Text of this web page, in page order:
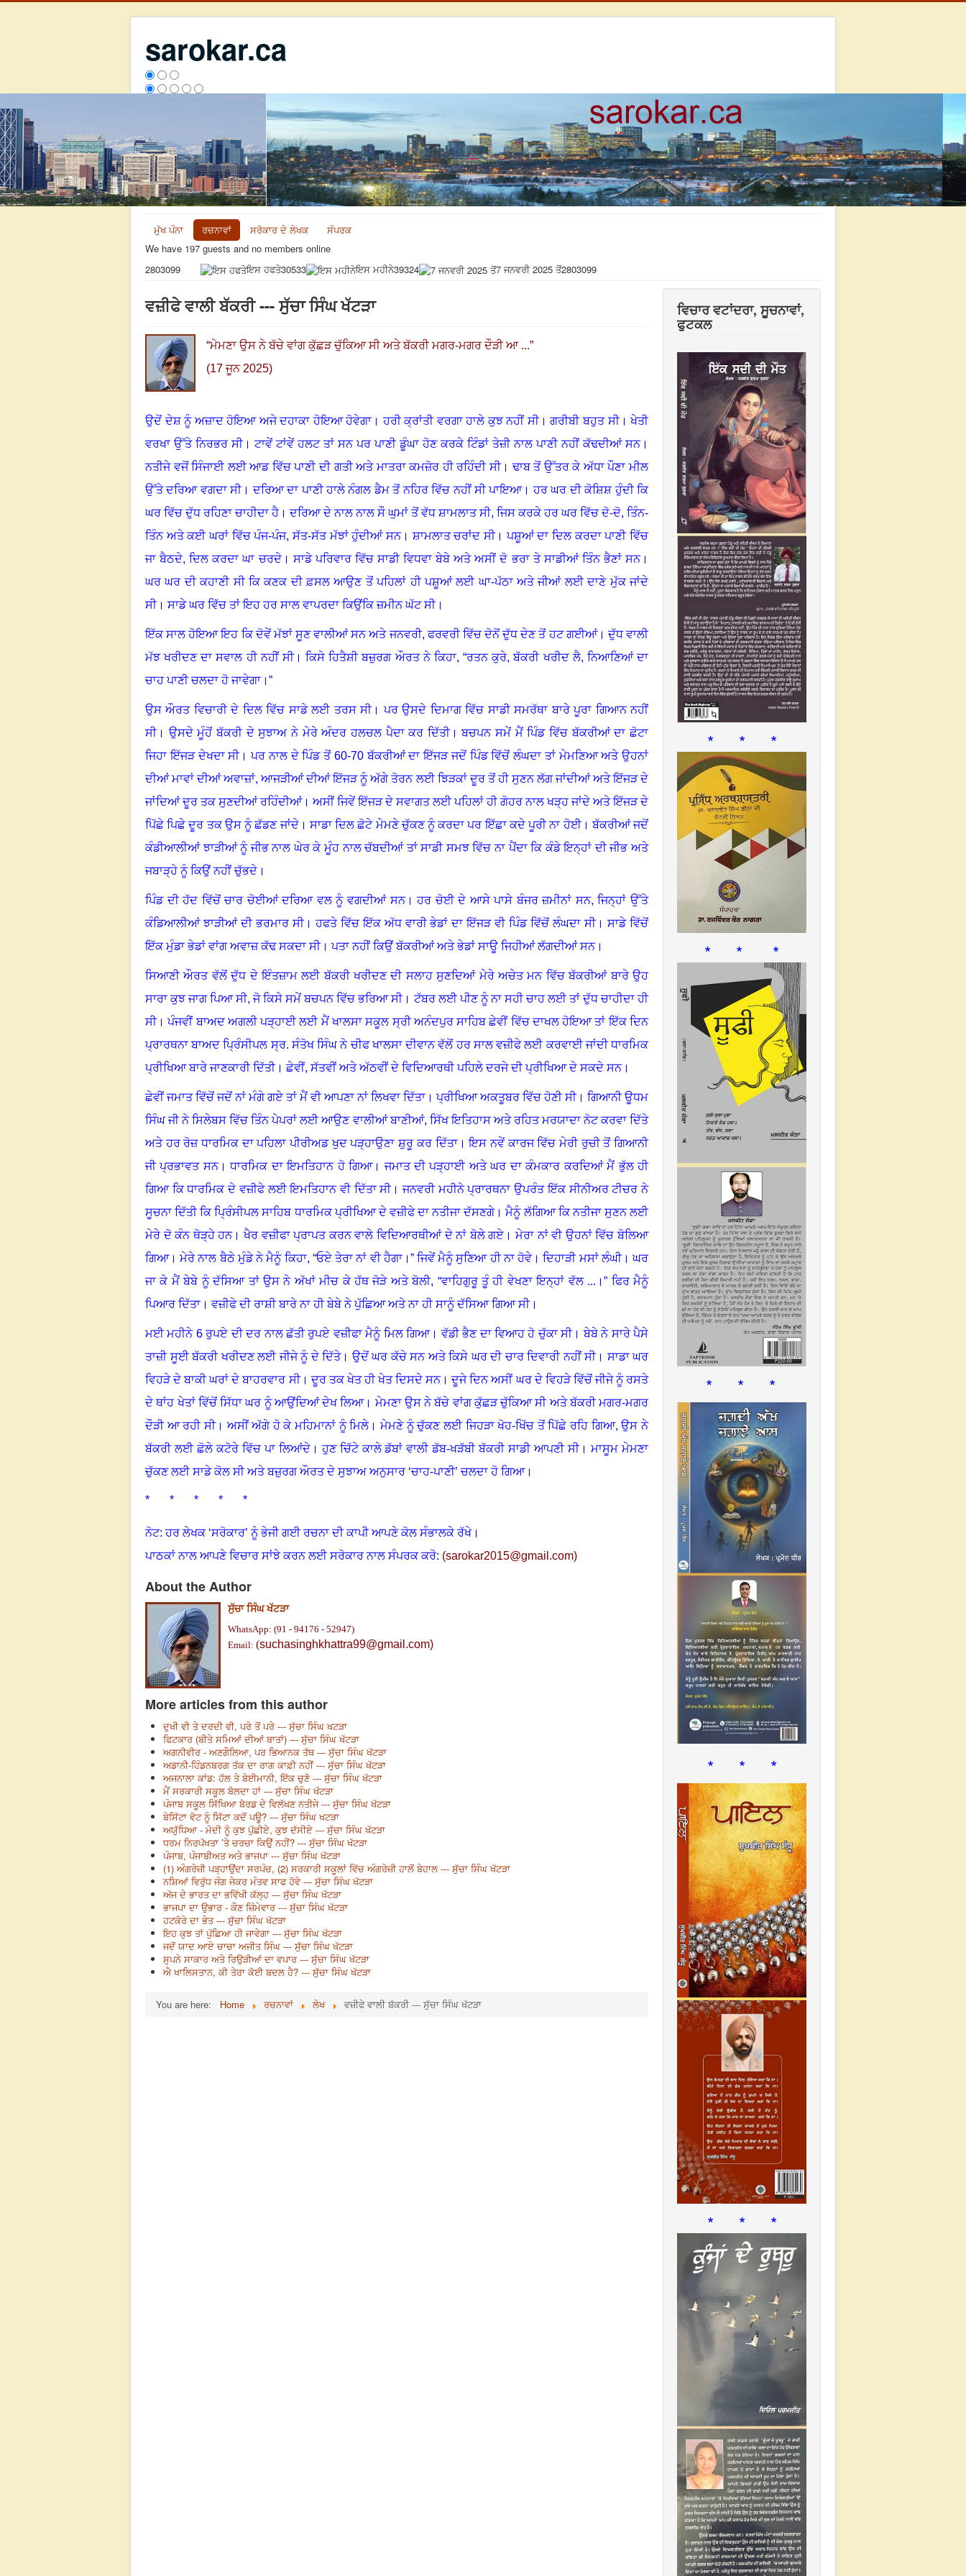
sarokar.ca
ਮੁੱਖ ਪੰਨਾ ਰਚਨਾਵਾਂ ਸਰੋਕਾਰ ਦੇ ਲੇਖਕ
ਸੰਪਰਕ
We have 197 guests and no members online
2803099
ਇਸ ਹਫਤੇ30533 ਇਸ ਮਹੀਨੇ39324 7 ਜਨਵਰੀ 2025 ਤੋਂ2803099
ਵਜ਼ੀਫੇ ਵਾਲੀ ਬੱਕਰੀ --- ਸੁੱਚਾ ਸਿੰਘ ਖੱਟੜਾ
“ਮੇਮਣਾ ਉਸ ਨੇ ਬੱਚੇ ਵਾਂਗ ਕੁੱਛੜ ਚੁੱਕਿਆ ਸੀ ਅਤੇ ਬੱਕਰੀ ਮਗਰ-ਮਗਰ ਦੌੜੀ ਆ ...”
(17 ਜੂਨ 2025)
ਉਦੋਂ ਦੇਸ਼ ਨੂੰ ਅਜ਼ਾਦ ਹੋਇਆ ਅਜੇ ਦਹਾਕਾ ਹੋਇਆ ਹੋਵੇਗਾ ।ਹਰੀ ਕ੍ਰਾਂਤੀ ਵਰਗਾ ਹਾਲੇ ਕੁਝ ਨਹੀਂ ਸੀ।ਗਰੀਬੀ ਬਹੁਤ ਸੀ।ਖੇਤੀ
ਵਰਖਾ ਉੱਤੇ ਨਿਰਭਰ ਸੀ। ਟਾਵੇਂ ਟਾਂਵੇਂ ਹਲਟ ਤਾਂ ਸਨ ਪਰ ਪਾਣੀ ਡੂੰਘਾ ਹੋਣ ਕਰਕੇ ਟਿੰਡਾਂ ਤੇਜ਼ੀ ਨਾਲ ਪਾਣੀ ਨਹੀਂ ਕੱਢਦੀਆਂ ਸਨ।
ਨਤੀਜੇ ਵਜੋਂ ਸਿੰਜਾਈ ਲਈ ਆਡ ਵਿੱਚ ਪਾਣੀ ਦੀ ਗਤੀ ਅਤੇ ਮਾਤਰਾ ਕਮਜ਼ੋਰ ਹੀ ਰਹਿੰਦੀ ਸੀ।ਢਾਬ ਤੋਂ ਉੱਤਰ ਕੇ ਅੱਧਾ ਪੌਣਾ ਮੀਲ
ਉੱਤੇ ਦਰਿਆ ਵਗਦਾ ਸੀ।ਦਰਿਆ ਦਾ ਪਾਣੀ ਹਾਲੇ ਨੰਗਲ ਡੈਮ ਤੋਂ ਨਹਿਰ ਵਿੱਚ ਨਹੀਂ ਸੀ ਪਾਇਆ।ਹਰ ਘਰ ਦੀ ਕੋਸ਼ਿਸ਼ ਹੁੰਦੀ ਕਿ
ਘਰ ਵਿੱਚ ਦੁੱਧ ਰਹਿਣਾ ਚਾਹੀਦਾ ਹੈ ।ਦਰਿਆ ਦੇ ਨਾਲ ਨਾਲ ਸੌ ਘੁਮਾਂ ਤੋਂ ਵੱਧ ਸ਼ਾਮਲਾਤ ਸੀ, ਜਿਸ ਕਰਕੇ ਹਰ ਘਰ ਵਿੱਚ ਦੋ-ਦੋ, ਤਿੰਨ-
ਤਿੰਨ ਅਤੇ ਕਈ ਘਰਾਂ ਵਿੱਚ ਪੰਜ-ਪੰਜ,ਸੱਤ-ਸੱਤ ਮੱਝਾਂ ਹੁੰਦੀਆਂ ਸਨ। ਸ਼ਾਮਲਾਤ ਚਰਾਂਦ ਸੀ।ਪਸ਼ੂਆਂ ਦਾ ਦਿਲ ਕਰਦਾ ਪਾਣੀ ਵਿੱਚ
ਜਾ ਬੈਠਦੇ,ਦਿਲ ਕਰਦਾ ਘਾ ਚਰਦੇ। ਸਾਡੇ ਪਰਿਵਾਰ ਵਿੱਚ ਸਾਡੀ ਵਿਧਵਾ ਬੇਬੇ ਅਤੇ ਅਸੀਂ ਦੋ ਭਰਾ ਤੇ ਸਾਡੀਆਂ ਤਿੰਨ ਭੈਣਾਂ ਸਨ।
ਘਰ ਘਰ ਦੀ ਕਹਾਣੀ ਸੀ ਕਿ ਕਣਕ ਦੀ ਫ਼ਸਲ ਆਉਣ ਤੋਂ ਪਹਿਲਾਂ ਹੀ ਪਸ਼ੂਆਂ ਲਈ ਘਾ-ਪੱਠਾ ਅਤੇ ਜੀਆਂ ਲਈ ਦਾਣੇ ਮੁੱਕ ਜਾਂਦੇ
ਸੀ। ਸਾਡੇ ਘਰ ਵਿੱਚ ਤਾਂ ਇਹ ਹਰ ਸਾਲ ਵਾਪਰਦਾ ਕਿਉਂਕਿ ਜ਼ਮੀਨ ਘੱਟ ਸੀ।
ਇੱਕ ਸਾਲ ਹੋਇਆ ਇਹ ਕਿ ਦੋਵੇਂ ਮੱਝਾਂ ਸੂਣ ਵਾਲੀਆਂ ਸਨ ਅਤੇ ਜਨਵਰੀ,ਫਰਵਰੀ ਵਿੱਚ ਦੋਨੋਂ ਦੁੱਧ ਦੇਣ ਤੋਂ ਹਟ ਗਈਆਂ।ਦੁੱਧ ਵਾਲੀ
ਮੱਝ ਖਰੀਦਣ ਦਾ ਸਵਾਲ ਹੀ ਨਹੀਂ ਸੀ।ਕਿਸੇ ਹਿਤੈਸ਼ੀ ਬਜ਼ੁਰਗ ਔਰਤ ਨੇ ਕਿਹਾ,“ਰਤਨ ਕੁਰੇ, ਬੱਕਰੀ ਖਰੀਦ ਲੈ, ਨਿਆਣਿਆਂ ਦਾ
ਚਾਹ ਪਾਣੀ ਚਲਦਾ ਹੋ ਜਾਵੇਗਾ । ”
ਉਸ ਔਰਤ ਵਿਚਾਰੀ ਦੇ ਦਿਲ ਵਿੱਚ ਸਾਡੇ ਲਈ ਤਰਸ ਸੀ।ਪਰ ਉਸਦੇ ਦਿਮਾਗ ਵਿੱਚ ਸਾਡੀ ਸਮਰੱਥਾ ਬਾਰੇ ਪੂਰਾ ਗਿਆਨ ਨਹੀਂ
ਸੀ। ਉਸਦੇ ਮੂੰਹੋਂ ਬੱਕਰੀ ਦੇ ਸੁਝਾਅ ਨੇ ਮੇਰੇ ਅੰਦਰ ਹਲਚਲ ਪੈਦਾ ਕਰ ਦਿੱਤੀ।ਬਚਪਨ ਸਮੇਂ ਮੈਂ ਪਿੰਡ ਵਿੱਚ ਬੱਕਰੀਆਂ ਦਾ ਛੋਟਾ
ਜਿਹਾ ਇੱਜੜ ਦੇਖਦਾ ਸੀ।ਪਰ ਨਾਲ ਦੇ ਪਿੰਡ ਤੋਂ 60-70ਬੱਕਰੀਆਂ ਦਾ ਇੱਜੜ ਜਦੋਂ ਪਿੰਡ ਵਿੱਚੋਂ ਲੰਘਦਾ ਤਾਂ ਮੇਮਣਿਆ ਅਤੇ ਉਹਨਾਂ
ਦੀਆਂ ਮਾਵਾਂ ਦੀਆਂ ਅਵਾਜ਼ਾਂ,ਆਜੜੀਆਂ ਦੀਆਂ ਇੱਜੜ ਨੂੰ ਅੱਗੇ ਤੋਰਨ ਲਈ ਝਿੜਕਾਂ ਦੂਰ ਤੋਂ ਹੀ ਸੁਣਨ ਲੱਗ ਜਾਂਦੀਆਂ ਅਤੇ ਇੱਜੜ ਦੇ
ਜਾਂਦਿਆਂ ਦੂਰ ਤਕ ਸੁਣਦੀਆਂ ਰਹਿੰਦੀਆਂ। ਅਸੀਂ ਜਿਵੇਂ ਇੱਜੜ ਦੇ ਸਵਾਗਤ ਲਈ ਪਹਿਲਾਂ ਹੀ ਗੋਹਰ ਨਾਲ ਖੜ੍ਹ ਜਾਂਦੇ ਅਤੇ ਇੱਜੜ ਦੇ
ਪਿੱਛੇ ਪਿਛੇ ਦੂਰ ਤਕ ਉਸ ਨੂੰ ਛੱਡਣ ਜਾਂਦੇ। ਸਾਡਾ ਦਿਲ ਛੋਟੇ ਮੇਮਣੇ ਚੁੱਕਣ ਨੂੰ ਕਰਦਾ ਪਰ ਇੱਛਾ ਕਦੇ ਪੂਰੀ ਨਾ ਹੋਈ।ਬੱਕਰੀਆਂ ਜਦੋਂ
ਕੰਡੀਆਲੀਆਂ ਝਾੜੀਆਂ ਨੂੰ ਜੀਭ ਨਾਲ ਘੇਰ ਕੇ ਮੂੰਹ ਨਾਲ ਚੱਬਦੀਆਂ ਤਾਂ ਸਾਡੀ ਸਮਝ ਵਿੱਚ ਨਾ ਪੈਂਦਾ ਕਿ ਕੰਡੇ ਇਨ੍ਹਾਂ ਦੀ ਜੀਭ ਅਤੇ
ਜਬਾੜ੍ਹੇ ਨੂੰ ਕਿਉਂ ਨਹੀਂ ਚੁੱਭਦੇ ।
ਪਿੰਡ ਦੀ ਹੱਦ ਵਿੱਚੋਂ ਚਾਰ ਚੋਈਆਂ ਦਰਿਆ ਵਲ ਨੂੰ ਵਗਦੀਆਂ ਸਨ।ਹਰ ਚੋਈ ਦੇ ਆਸੇ ਪਾਸੇ ਬੰਜਰ ਜ਼ਮੀਨਾਂ ਸਨ, ਜਿਨ੍ਹਾਂ ਉੱਤੇ
ਕੰਡਿਆਲੀਆਂ ਝਾੜੀਆਂ ਦੀ ਭਰਮਾਰ ਸੀ।ਹਫਤੇ ਵਿੱਚ ਇੱਕ ਅੱਧ ਵਾਰੀ ਭੇਡਾਂ ਦਾ ਇੱਜੜ ਵੀ ਪਿੰਡ ਵਿੱਚੋਂ ਲੰਘਦਾ ਸੀ।ਸਾਡੇ ਵਿੱਚੋਂ
ਇੱਕ ਮੁੰਡਾ ਭੇਡਾਂ ਵਾਂਗ ਅਵਾਜ਼ ਕੱਢ ਸਕਦਾ ਸੀ।ਪਤਾ ਨਹੀਂ ਕਿਉਂ ਬੱਕਰੀਆਂ ਅਤੇ ਭੇਡਾਂ ਸਾਊ ਜਿਹੀਆਂ ਲੱਗਦੀਆਂ ਸਨ।
ਸਿਆਣੀ ਔਰਤ ਵੱਲੋਂ ਦੁੱਧ ਦੇ ਇੰਤਜ਼ਾਮ ਲਈ ਬੱਕਰੀ ਖਰੀਦਣ ਦੀ ਸਲਾਹ ਸੁਣਦਿਆਂ ਮੇਰੇ ਅਚੇਤ ਮਨ ਵਿੱਚ ਬੱਕਰੀਆਂ ਬਾਰੇ ਉਹ
ਸਾਰਾ ਕੁਝ ਜਾਗ ਪਿਆ ਸੀ, ਜੋ ਕਿਸੇ ਸਮੇਂ ਬਚਪਨ ਵਿੱਚ ਭਰਿਆ ਸੀ। ਟੱਬਰ ਲਈ ਪੀਣ ਨੂੰ ਨਾ ਸਹੀ ਚਾਹ ਲਈ ਤਾਂ ਦੁੱਧ ਚਾਹੀਦਾ ਹੀ
ਸੀ।ਪੰਜਵੀਂ ਬਾਅਦ ਅਗਲੀ ਪੜ੍ਹਾਈ ਲਈ ਮੈਂ ਖਾਲਸਾ ਸਕੂਲ ਸ੍ਰੀ ਅਨੰਦਪੁਰ ਸਾਹਿਬ ਛੇਵੀਂ ਵਿੱਚ ਦਾਖਲ ਹੋਇਆ ਤਾਂ ਇੱਕ ਦਿਨ
ਪ੍ਰਾਰਥਨਾ ਬਾਅਦ ਪ੍ਰਿੰਸੀਪਲ ਸ੍ਰ. ਸੰਤੋਖ ਸਿੰਘ ਨੇ ਚੀਫ ਖਾਲਸਾ ਦੀਵਾਨ ਵੱਲੋਂ ਹਰ ਸਾਲ ਵਜ਼ੀਫੇ ਲਈ ਕਰਵਾਈ ਜਾਂਦੀ ਧਾਰਮਿਕ
ਪ੍ਰੀਖਿਆ ਬਾਰੇ ਜਾਣਕਾਰੀ ਦਿੱਤੀ।ਛੇਵੀਂ, ਸੱਤਵੀਂ ਅਤੇ ਅੱਠਵੀਂ ਦੇ ਵਿਦਿਆਰਥੀ ਪਹਿਲੇ ਦਰਜੇ ਦੀ ਪ੍ਰੀਖਿਆ ਦੇ ਸਕਦੇ ਸਨ।
ਛੇਵੀਂ ਜਮਾਤ ਵਿੱਚੋਂ ਜਦੋਂ ਨਾਂ ਮੰਗੇ ਗਏ ਤਾਂ ਮੈਂ ਵੀ ਆਪਣਾ ਨਾਂ ਲਿਖਵਾ ਦਿੱਤਾ ।ਪ੍ਰੀਖਿਆ ਅਕਤੂਬਰ ਵਿੱਚ ਹੋਣੀ ਸੀ। ਗਿਆਨੀ ਊਧਮ
ਸਿੰਘ ਜੀ ਨੇ ਸਿਲੇਬਸ ਵਿੱਚ ਤਿੰਨ ਪੇਪਰਾਂ ਲਈ ਆਉਣ ਵਾਲੀਆਂ ਬਾਣੀਆਂ, ਸਿੱਖ ਇਤਿਹਾਸ ਅਤੇ ਰਹਿਤ ਮਰਯਾਦਾ ਨੋਟ ਕਰਵਾ ਦਿੱਤੇ
ਅਤੇ ਹਰ ਰੋਜ਼ ਧਾਰਮਿਕ ਦਾ ਪਹਿਲਾ ਪੀਰੀਅਡ ਖੁਦ ਪੜ੍ਹਾਉਣਾ ਸ਼ੁਰੂ ਕਰ ਦਿੱਤਾ।ਇਸ ਨਵੇਂ ਕਾਰਜ ਵਿੱਚ ਮੇਰੀ ਰੁਚੀ ਤੋਂ ਗਿਆਨੀ
ਜੀ ਪ੍ਰਭਾਵਤ ਸਨ।ਧਾਰਮਿਕ ਦਾ ਇਮਤਿਹਾਨ ਹੋ ਗਿਆ।ਜਮਾਤ ਦੀ ਪੜ੍ਹਾਈ ਅਤੇ ਘਰ ਦਾ ਕੰਮਕਾਰ ਕਰਦਿਆਂ ਮੈਂ ਭੁੱਲ ਹੀ
ਗਿਆ ਕਿ ਧਾਰਮਿਕ ਦੇ ਵਜ਼ੀਫੇ ਲਈ ਇਮਤਿਹਾਨ ਵੀ ਦਿੱਤਾ ਸੀ।ਜਨਵਰੀ ਮਹੀਨੇ ਪ੍ਰਾਰਥਨਾ ਉਪਰੰਤ ਇੱਕ ਸੀਨੀਅਰ ਟੀਚਰ ਨੇ
ਸੂਚਨਾ ਦਿੱਤੀ ਕਿ ਪ੍ਰਿੰਸੀਪਲ ਸਾਹਿਬ ਧਾਰਮਿਕ ਪ੍ਰੀਖਿਆ ਦੇ ਵਜ਼ੀਫੇ ਦਾ ਨਤੀਜਾ ਦੱਸਣਗੇ। ਮੈਨੂੰ ਲੱਗਿਆ ਕਿ ਨਤੀਜਾ ਸੁਣਨ ਲਈ
ਮੇਰੇ ਦੋ ਕੰਨ ਥੋੜ੍ਹੇ ਹਨ।ਖੈਰ ਵਜ਼ੀਫਾ ਪ੍ਰਾਪਤ ਕਰਨ ਵਾਲੇ ਵਿਦਿਆਰਥੀਆਂ ਦੇ ਨਾਂ ਬੋਲੇ ਗਏ ।ਮੇਰਾ ਨਾਂ ਵੀ ਉਹਨਾਂ ਵਿੱਚ ਬੋਲਿਆ
ਗਿਆ।ਮੇਰੇ ਨਾਲ ਬੈਠੇ ਮੁੰਡੇ ਨੇ ਮੈਨੂੰ ਕਿਹਾ, “ਓਏ ਤੇਰਾ ਨਾਂ ਵੀ ਹੈਗਾ।” ਜਿਵੇਂ ਮੈਨੂੰ ਸੁਣਿਆ ਹੀ ਨਾ ਹੋਵੇ।ਦਿਹਾੜੀ ਮਸਾਂ ਲੰਘੀ।ਘਰ
ਜਾ ਕੇ ਮੈਂ ਬੇਬੇ ਨੂੰ ਦੱਸਿਆ ਤਾਂ ਉਸ ਨੇ ਅੱਖਾਂ ਮੀਚ ਕੇ ਹੱਥ ਜੋੜੇ ਅਤੇ ਬੋਲੀ, “ਵਾਹਿਗੁਰੂ ਤੂੰ ਹੀ ਵੇਖਣਾ ਇਨ੍ਹਾਂ ਵੱਲ ... ।” ਫਿਰ ਮੈਨੂੰ
ਪਿਆਰ ਦਿੱਤਾ । ਵਜ਼ੀਫੇ ਦੀ ਰਾਸ਼ੀ ਬਾਰੇ ਨਾ ਹੀ ਬੇਬੇ ਨੇ ਪੁੱਛਿਆ ਅਤੇ ਨਾ ਹੀ ਸਾਨੂੰ ਦੱਸਿਆ ਗਿਆ ਸੀ।
ਮਈ ਮਹੀਨੇ 6ਰੁਪਏ ਦੀ ਦਰ ਨਾਲ ਛੱਤੀ ਰੁਪਏ ਵਜ਼ੀਫਾ ਮੈਨੂੰ ਮਿਲ ਗਿਆ। ਵੱਡੀ ਭੈਣ ਦਾ ਵਿਆਹ ਹੋ ਚੁੱਕਾ ਸੀ।ਬੇਬੇ ਨੇ ਸਾਰੇ ਪੈਸੇ
ਤਾਜ਼ੀ ਸੂਈ ਬੱਕਰੀ ਖਰੀਦਣ ਲਈ ਜੀਜੇ ਨੂੰ ਦੇ ਦਿੱਤੇ। ਉਦੋਂ ਘਰ ਕੱਚੇ ਸਨ ਅਤੇ ਕਿਸੇ ਘਰ ਦੀ ਚਾਰ ਦਿਵਾਰੀ ਨਹੀਂ ਸੀ। ਸਾਡਾ ਘਰ
ਵਿਹੜੇ ਦੇ ਬਾਕੀ ਘਰਾਂ ਦੇ ਬਾਹਰਵਾਰ ਸੀ। ਦੂਰ ਤਕ ਖੇਤ ਹੀ ਖੇਤ ਦਿਸਦੇ ਸਨ।ਦੂਜੇ ਦਿਨ ਅਸੀਂ ਘਰ ਦੇ ਵਿਹੜੇ ਵਿੱਚੋਂ ਜੀਜੇ ਨੂੰ ਰਸਤੇ
ਦੇ ਥਾਂਹ ਖੇਤਾਂ ਵਿੱਚੋਂ ਸਿੱਧਾ ਘਰ ਨੂੰ ਆਉਂਦਿਆਂ ਦੇਖ ਲਿਆ। ਮੇਮਣਾ ਉਸ ਨੇ ਬੱਚੇ ਵਾਂਗ ਕੁੱਛੜ ਚੁੱਕਿਆ ਸੀ ਅਤੇ ਬੱਕਰੀ ਮਗਰ-ਮਗਰ
ਦੌੜੀ ਆ ਰਹੀ ਸੀ। ਅਸੀਂ ਅੱਗੇ ਹੋ ਕੇ ਮਹਿਮਾਨਾਂ ਨੂੰ ਮਿਲੇ ।ਮੇਮਣੇ ਨੂੰ ਚੁੱਕਣ ਲਈ ਜਿਹੜਾ ਖੋਹ-ਖਿੱਚ ਤੋਂ ਪਿੱਛੇ ਰਹਿ ਗਿਆ, ਉਸ ਨੇ
ਬੱਕਰੀ ਲਈ ਛੋਲੇ ਕਟੋਰੇ ਵਿੱਚ ਪਾ ਲਿਆਂਦੇ।ਹੁਣ ਚਿੱਟੇ ਕਾਲੇ ਡੱਬਾਂ ਵਾਲੀ ਡੱਬ-ਖੜੱਬੀ ਬੱਕਰੀ ਸਾਡੀ ਆਪਣੀ ਸੀ।ਮਾਸੂਮ ਮੇਮਣਾ
ਚੁੱਕਣ ਲਈ ਸਾਡੇ ਕੋਲ ਸੀ ਅਤੇ ਬਜ਼ੁਰਗ ਔਰਤ ਦੇ ਸੁਝਾਅ ਅਨੁਸਾਰ ‘ਚਾਹ-ਪਾਣੀ’ ਚਲਦਾ ਹੋ ਗਿਆ।
* * * * *
ਨੋਟ: ਹਰ ਲੇਖਕ ‘ਸਰੋਕਾਰ’ ਨੂੰ ਭੇਜੀ ਗਈ ਰਚਨਾ ਦੀ ਕਾਪੀ ਆਪਣੇ ਕੋਲ ਸੰਭਾਲਕੇ ਰੱਖੇ।
ਪਾਠਕਾਂ ਨਾਲ ਆਪਣੇ ਵਿਚਾਰ ਸਾਂਝੇ ਕਰਨ ਲਈ ਸਰੋਕਾਰ ਨਾਲ ਸੰਪਰਕ ਕਰੋ: (sarokar2015@gmail.com)
About the Author
ਸੁੱਚਾ ਸਿੰਘ ਖੱਟੜਾ
WhatsApp: (91 - 94176 - 52947)
Email: (suchasinghkhattra99@gmail.com)
More articles from this author
ਦੁਖੀ ਵੀ ਤੇ ਦਰਦੀ ਵੀ, ਪਰੇ ਤੋਂ ਪਰੇ --- ਸੁੱਚਾ ਸਿੰਘ ਖਟੜਾ
ਫਿਟਕਾਰ (ਬੀਤੇ ਸਮਿਆਂ ਦੀਆਂ ਬਾਤਾਂ) --- ਸੁੱਚਾ ਸਿੰਘ ਖੱਟੜਾ
ਅਗਨੀਵੀਰ - ਅਣਗੌਲਿਆ, ਪਰ ਭਿਆਨਕ ਤੱਥ --- ਸੁੱਚਾ ਸਿੰਘ ਖੱਟੜਾ
ਅਡਾਨੀ-ਹਿੰਡਨਬਰਗ ਤੱਕ ਦਾ ਰਾਗ ਕਾਫ਼ੀ ਨਹੀਂ --- ਸੁੱਚਾ ਸਿੰਘ ਖੱਟੜਾ
ਅਜਨਾਲਾ ਕਾਂਡ: ਹੱਲ ਤੇ ਬੇਈਮਾਨੀ, ਇੱਕ ਚੁਣੋ --- ਸੁੱਚਾ ਸਿੰਘ ਖੱਟੜਾ
ਮੈਂ ਸਰਕਾਰੀ ਸਕੂਲ ਬੋਲਦਾ ਹਾਂ --- ਸੁੱਚਾ ਸਿੰਘ ਖੱਟੜਾ
ਪੰਜਾਬ ਸਕੂਲ ਸਿੱਖਿਆ ਬੋਰਡ ਦੇ ਵਿਲੱਖਣ ਨਤੀਜੇ --- ਸੁੱਚਾ ਸਿੰਘ ਖੱਟੜਾ
ਬੇਸਿੱਟਾ ਵੋਟ ਨੂੰ ਸਿੱਟਾ ਕਦੋਂ ਪਊ? --- ਸੁੱਚਾ ਸਿੰਘ ਖਟੜਾ
ਅਯੁੱਧਿਆ - ਮੋਦੀ ਨੂੰ ਕੁਝ ਪੁੱਛੀਏ, ਕੁਝ ਦੱਸੀਏ --- ਸੁੱਚਾ ਸਿੰਘ ਖੱਟੜਾ
ਧਰਮ ਨਿਰਪੱਖਤਾ ’ਤੇ ਚਰਚਾ ਕਿਉਂ ਨਹੀਂ? --- ਸੁੱਚਾ ਸਿੰਘ ਖੱਟੜਾ
ਪੰਜਾਬ, ਪੰਜਾਬੀਅਤ ਅਤੇ ਭਾਜਪਾ --- ਸੁੱਚਾ ਸਿੰਘ ਖੱਟੜਾ
(1) ਅੰਗਰੇਜ਼ੀ ਪੜ੍ਹਾਉਂਦਾ ਸਰਪੰਚ, (2) ਸਰਕਾਰੀ ਸਕੂਲਾਂ ਵਿੱਚ ਅੰਗਰੇਜ਼ੀ ਹਾਲੋਂ ਬੇਹਾਲ --- ਸੁੱਚਾ ਸਿੰਘ ਖੱਟੜਾ
ਨਸ਼ਿਆਂ ਵਿਰੁੱਧ ਜੰਗ ਜੇਕਰ ਮੰਤਵ ਸਾਫ ਹੋਵੇ --- ਸੁੱਚਾ ਸਿੰਘ ਖੱਟੜਾ
ਅੱਜ ਦੇ ਭਾਰਤ ਦਾ ਭਵਿੱਖੀ ਕੱਲ੍ਹ --- ਸੁੱਚਾ ਸਿੰਘ ਖੱਟੜਾ
ਭਾਜਪਾ ਦਾ ਉਭਾਰ - ਕੌਣ ਜ਼ਿੰਮੇਵਾਰ --- ਸੁੱਚਾ ਸਿੰਘ ਖੱਟੜਾ
ਹਟਕੋਰੇ ਦਾ ਭੇਤ --- ਸੁੱਚਾ ਸਿੰਘ ਖੱਟੜਾ
ਇਹ ਕੁਝ ਤਾਂ ਪੁੱਛਿਆ ਹੀ ਜਾਵੇਗਾ --- ਸੁੱਚਾ ਸਿੰਘ ਖੱਟੜਾ
ਜਦੋਂ ਯਾਦ ਆਏ ਚਾਚਾ ਅਜੀਤ ਸਿੰਘ --- ਸੁੱਚਾ ਸਿੰਘ ਖੱਟੜਾ
ਸੁਪਨੇ ਸਾਕਾਰ ਅਤੇ ਰਿਉੜੀਆਂ ਦਾ ਵਪਾਰ --- ਸੁੱਚਾ ਸਿੰਘ ਖੱਟੜਾ
ਐ ਖਾਲਿਸਤਾਨ, ਕੀ ਤੇਰਾ ਕੋਈ ਬਦਲ ਹੈ? --- ਸੁੱਚਾ ਸਿੰਘ ਖੱਟੜਾ
You are here: Home ਰਚਨਾਵਾਂ ਲੇਖ ਵਜ਼ੀਫੇ ਵਾਲੀ ਬੱਕਰੀ --- ਸੁੱਚਾ ਸਿੰਘ ਖੱਟੜਾ
ਵਿਚਾਰ ਵਟਾਂਦਰਾ, ਸੂਚਨਾਵਾਂ,
ਫੁਟਕਲ
* * *
* * *
* * *
* * *
* * *